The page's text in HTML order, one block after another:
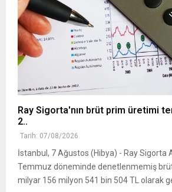
Ray Sigorta'nın brüt prim üretimi
2..
Tarih: 07/08/2026
İstanbul, 7 Ağustos (Hibya) - Ray Sigorta
Temmuz döneminde denetlenmemiş
milyar 156 milyon 541 bin 504 TL olarak